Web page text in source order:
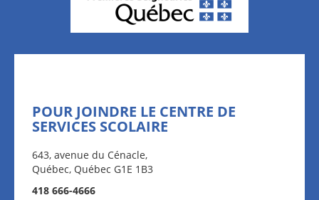
POUR JOINDRE LE CENTRE DE
SERVICES SCOLAIRE
643, avenue du Cénacle,
Québec, Québec G1E 1B3
418 666-4666